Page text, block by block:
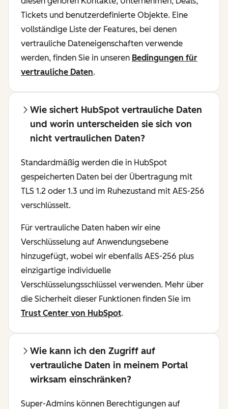
Tickets und benutzerdefinierte Objekte. Eine
vollständige Liste der Features, bei denen
vertrauliche Dateneigenschaften verwende
werden, finden Sie in unseren Bedingungen für
vertrauliche Daten.
Wie sichert HubSpot vertrauliche Daten
und worin unterscheiden sie sich von
nicht vertraulichen Daten?
Standardmäßig werden die in HubSpot
gespeicherten Daten bei der Übertragung mit
TLS 1.2 oder 1.3 und im Ruhezustand mit AES-256
verschlüsselt.
Für vertrauliche Daten haben wir eine
Verschlüsselung auf Anwendungsebene
hinzugefügt, wobei wir ebenfalls AES-256 plus
einzigartige individuelle
Verschlüsselungsschlüssel verwenden. Mehr über
die Sicherheit dieser Funktionen finden Sie im
Trust Center von HubSpot.
Wie kann ich den Zugriff auf
vertrauliche Daten in meinem Portal
wirksam einschränken?
Super-Admins können Berechtigungen auf